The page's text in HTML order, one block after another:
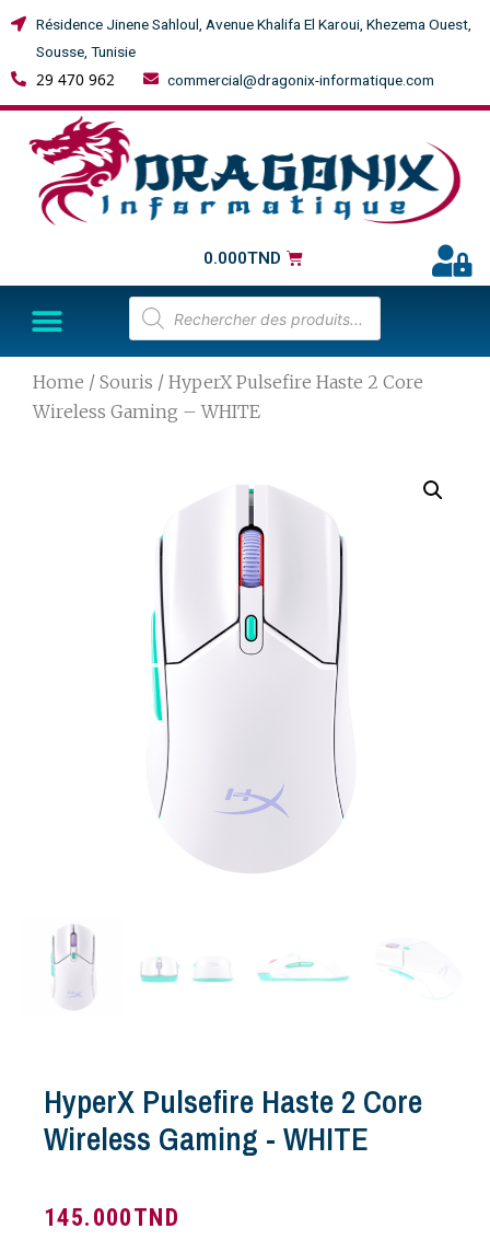
Résidence Jinene Sahloul, Avenue Khalifa El Karoui, Khezema Ouest,
Sousse, Tunisie
29 470 962 commercial@dragonix-informatique.com
0.000TND
Home / Souris / HyperX Pulsefire Haste 2 Core
Wireless Gaming – WHITE
HyperX Pulsefire Haste 2 Core
Wireless Gaming - WHITE
145.000TND